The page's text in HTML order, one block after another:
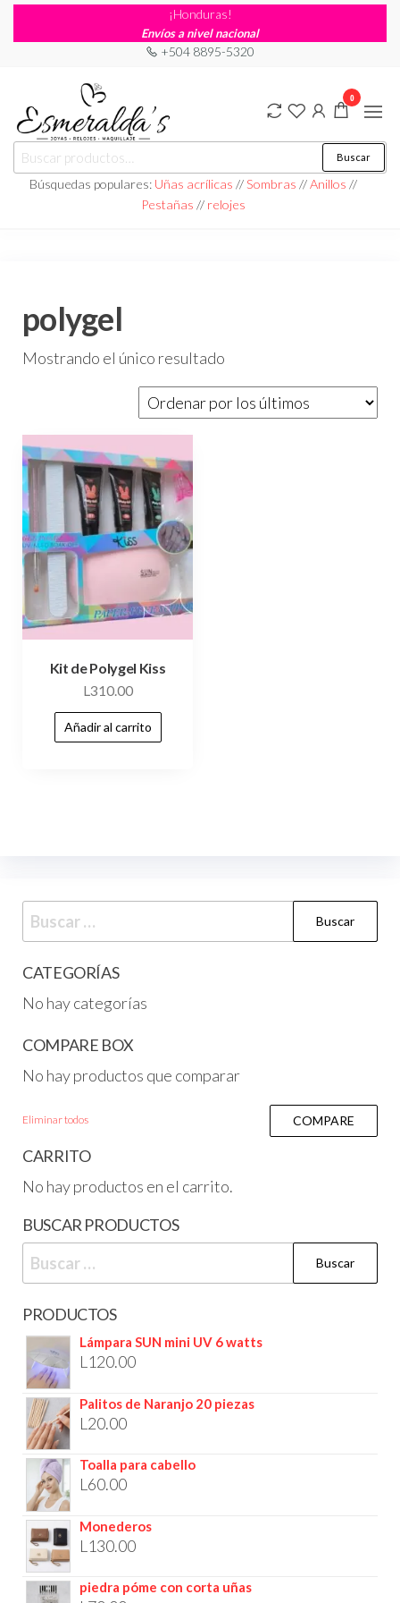
¡Honduras!
Envíos a nivel nacional
+504 8895-5320
Joyería
Esmeraldas
Joyería |
Maquillaje
|
Relojería
Buscar
Búsquedas populares: Uñas acrílicas //Sombras //Anillos //
Pestañas // relojes
0
polygel
Mostrando el único resultado
Kit de Polygel Kiss
L310.00
Añadir al carrito
CATEGORÍAS
No hay categorías
COMPARE BOX
No hay productos que comparar
Eliminar todos COMPARE
CARRITO
No hay productos en el carrito.
BUSCAR PRODUCTOS
PRODUCTOS
Lámpara SUN mini UV 6 watts
L 120.00
Palitos de Naranjo 20 piezas
L 20.00
Toalla para cabello
L 60.00
Monederos
L 130.00
piedra póme con corta uñas